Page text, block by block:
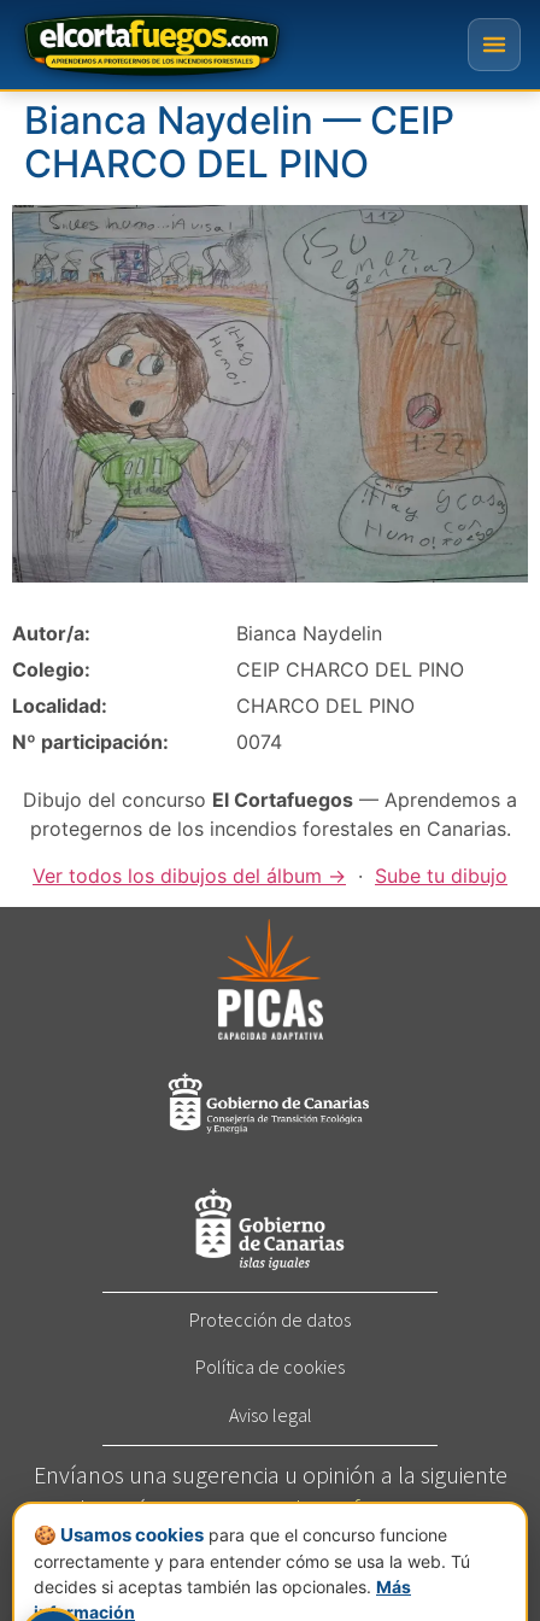
Bianca Naydelin — CEIP
CHARCO DEL PINO
Autor/a:
Bianca Naydelin
Colegio:
CEIP CHARCO DEL PINO
Localidad:
CHARCO DEL PINO
Nº participación:
0074
Dibujo del concurso El Cortafuegos — Aprendemos a
protegernos de los incendios forestales en Canarias.
Ver todos los dibujos del álbum → · Sube tu dibujo
Protección de datos
Política de cookies
Aviso legal
Envíanos una sugerencia u opinión a la siguiente
dirección:concurso@elcortafuegos.com
Llámanos al822 272 209 (Horario: Este servicio está
disponible de lunes a viernes de 7 a 14 horas).
Calle Jesús Hernández Guzmán, nº 2, planta C, Pol.
🍪 Usamos cookies para que el concurso funcione
correctamente y para entender cómo se usa la web. Tú
decides si aceptas también las opcionales. Más
información